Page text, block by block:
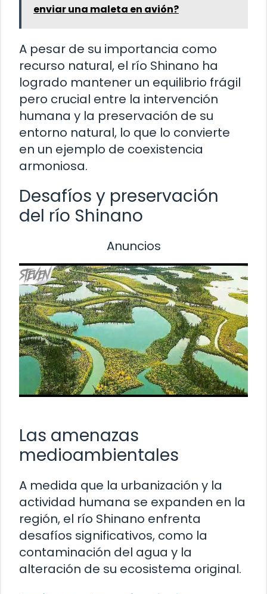
enviar una maleta en avión?
A pesar de su importancia como
recurso natural, el río Shinano ha
logrado mantener un equilibrio frágil
pero crucial entre la intervención
humana y la preservación de su
entorno natural, lo que lo convierte
en un ejemplo de coexistencia
armoniosa.
Desafíos y preservación
del río Shinano
Anuncios
Las amenazas
medioambientales
A medida que la urbanización y la
actividad humana se expanden en la
región, el río Shinano enfrenta
desafíos significativos, como la
contaminación del agua y la
alteración de su ecosistema original.